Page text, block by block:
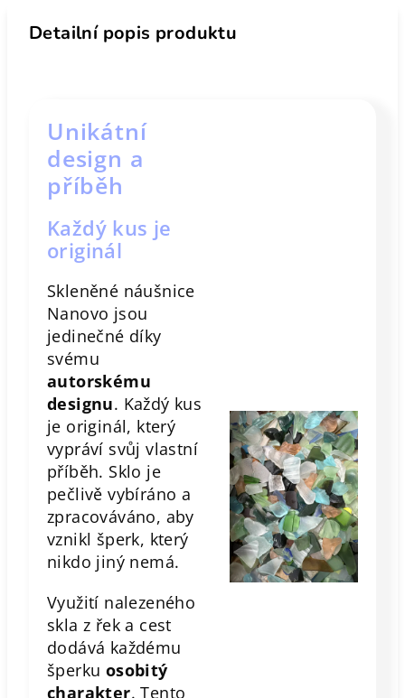
Detailní popis produktu
Unikátní
design a
příběh
Každý kus je
originál
Skleněné náušnice
Nanovo jsou
jedinečné díky
svému
autorskému
designu. Každý kus
je originál, který
vypráví svůj vlastní
příběh. Sklo je
pečlivě vybíráno a
zpracováváno, aby
vznikl šperk, který
nikdo jiný nemá.
Využití nalezeného
skla z řek a cest
dodává každému
šperku osobitý
charakter. Tento